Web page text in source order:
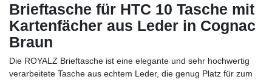
Brieftasche für HTC 10 Tasche mit
Kartenfächer aus Leder in Cognac
Braun
Die ROYALZ Brieftasche ist eine elegante und sehr hochwertig
verarbeitete Tasche aus echtem Leder, die genug Platz für zum